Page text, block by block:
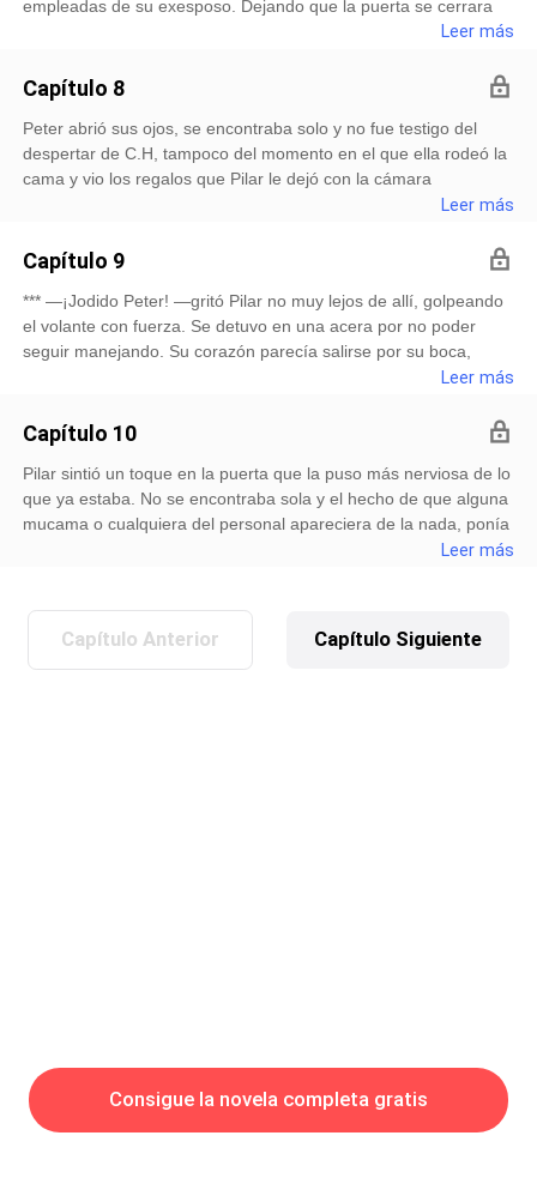
empleadas de su exesposo. Dejando que la puerta se cerrara
sola, fue dando lentos pasos siguiendo el rastro de las prendas
Leer más
Capítulo 8
Peter abrió sus ojos, se encontraba solo y no fue testigo del
despertar de C.H, tampoco del momento en el que ella rodeó la
cama y vio los regalos que Pilar le dejó con la cámara
fotográfica. Tampoco se percató de su risa al leer lo que suLeer más
Capítulo 9
*** —¡Jodido Peter! —gritó Pilar no muy lejos de allí, golpeando
el volante con fuerza. Se detuvo en una acera por no poder
seguir manejando. Su corazón parecía salirse por su boca,
necesitaba calmarse. Cuando lo consiguió, decidió concentrarse
Leer más
Capítulo 10
Pilar sintió un toque en la puerta que la puso más nerviosa de lo
que ya estaba. No se encontraba sola y el hecho de que alguna
mucama o cualquiera del personal apareciera de la nada, ponía
en peligro tanto la vida de esa persona como la de ella misma.
Leer más
Capítulo Anterior Capítulo Siguiente
Consigue la novela completa gratis